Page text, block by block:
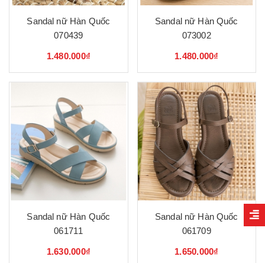
Sandal nữ Hàn Quốc
070439
1.480.000₫
Sandal nữ Hàn Quốc
073002
1.480.000₫
Sandal nữ Hàn Quốc
061711
1.630.000₫
Sandal nữ Hàn Quốc
061709
1.650.000₫